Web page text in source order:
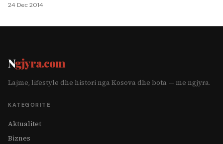
24 Dec 2014
Ngjyra.com
Lajme, lifestyle dhe histori nga Kosova dhe bota — me ngjyra.
KATEGORITË
Aktualitet
Biznes